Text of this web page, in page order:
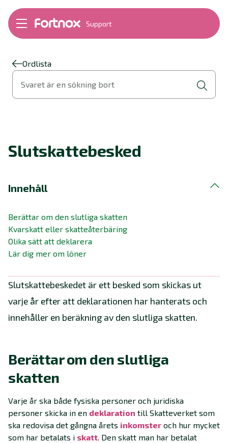
Support
Bokföring
Fakturering
Byt till Fortnox
Felsökning
Support Play
Ordlista
Svaret är en sökning bort
Slutskattebesked
Innehåll
Berättar om den slutliga skatten
Kvarskatt eller skatteåterbäring
Olika sätt att deklarera
Lär dig mer om löner
Slutskattebeskedet är ett besked som skickas ut
varje år efter att deklarationen har hanterats och
innehåller en beräkning av den slutliga skatten.
Berättar om den slutliga
skatten
Varje år ska både fysiska personer och juridiska
personer skicka in en deklaration till Skatteverket som
ska redovisa det gångna årets inkomster och hur mycket
som har betalats i skatt. Den skatt man har betalat